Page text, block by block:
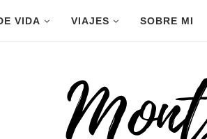
VIDA VIAJES SOBRE MI